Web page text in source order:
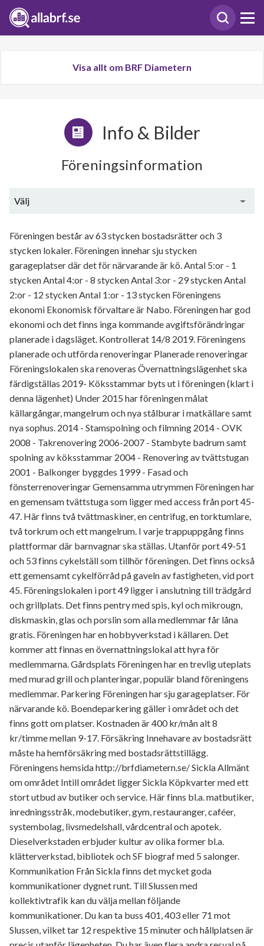
Visa allt om BRF Diametern
Info & Bilder
Föreningsinformation
Välj
Föreningen består av 63 stycken bostadsrätter och 3
stycken lokaler. Föreningen innehar sju stycken
garageplatser där det för närvarande är kö. Antal 5:or - 1
stycken Antal 4:or - 8 stycken Antal 3:or - 29 stycken Antal
2:or - 12 stycken Antal 1:or - 13 stycken Föreningens
ekonomi Ekonomisk förvaltare är Nabo. Föreningen har god
ekonomi och det finns inga kommande avgiftsförändringar
planerade i dagsläget. Kontrollerat 14/8 2019. Föreningens
planerade och utförda renoveringar Planerade renoveringar
Föreningslokalen ska renoveras Övernattningslägenhet ska
färdigställas 2019- Köksstammar byts ut i föreningen (klart i
denna lägenhet) Under 2015 har föreningen målat
källargångar, mangelrum och nya stålburar i matkällare samt
nya sophus. 2014 - Stamspolning och filmning 2014 - OVK
2008 - Takrenovering 2006-2007 - Stambyte badrum samt
spolning av köksstammar 2004 - Renovering av tvättstugan
2001 - Balkonger byggdes 1999 - Fasad och
fönsterrenoveringar Gemensamma utrymmen Föreningen har
en gemensam tvättstuga som ligger med access från port 45-
47. Här finns två tvättmaskiner, en centrifug, en torktumlare,
två torkrum och ett mangelrum. I varje trappuppgång finns
plattformar där barnvagnar ska ställas. Utanför port 49-51
och 53 finns cykelställ som tillhör föreningen. Det finns också
ett gemensamt cykelförråd på gaveln av fastigheten, vid port
45. Föreningslokalen i port 49 ligger i anslutning till trädgård
och grillplats. Det finns pentry med spis, kyl och mikrougn,
diskmaskin, glas och porslin som alla medlemmar får låna
gratis. Föreningen har en hobbyverkstad i källaren. Det
kommer att finnas en övernattningslokal att hyra för
medlemmarna. Gårdsplats Föreningen har en trevlig uteplats
med murad grill och planteringar, populär bland föreningens
medlemmar. Parkering Föreningen har sju garageplatser. För
närvarande kö. Boendeparkering gäller i området och det
finns gott om platser. Kostnaden är 400 kr/mån alt 8
kr/timme mellan 9-17. Försäkring Innehavare av bostadsrätt
måste ha hemförsäkring med bostadsrättstillägg.
Föreningens hemsida http://brfdiametern.se/ Sickla Allmänt
om området Intill området ligger Sickla Köpkvarter med ett
stort utbud av butiker och service. Här finns bl.a. matbutiker,
inredningsstråk, modebutiker, gym, restauranger, caféer,
systembolag, livsmedelshall, vårdcentral och apotek.
Dieselverkstaden erbjuder kultur av olika former bl.a.
klätterverkstad, bibliotek och SF biograf med 5 salonger.
Kommunikation Från Sickla finns det mycket goda
kommunikationer dygnet runt. Till Slussen med
kollektivtrafik kan du välja mellan följande
kommunikationer. Du kan ta buss 401, 403 eller 71 mot
Slussen, vilket tar 12 respektive 15 minuter och hållplatsen är